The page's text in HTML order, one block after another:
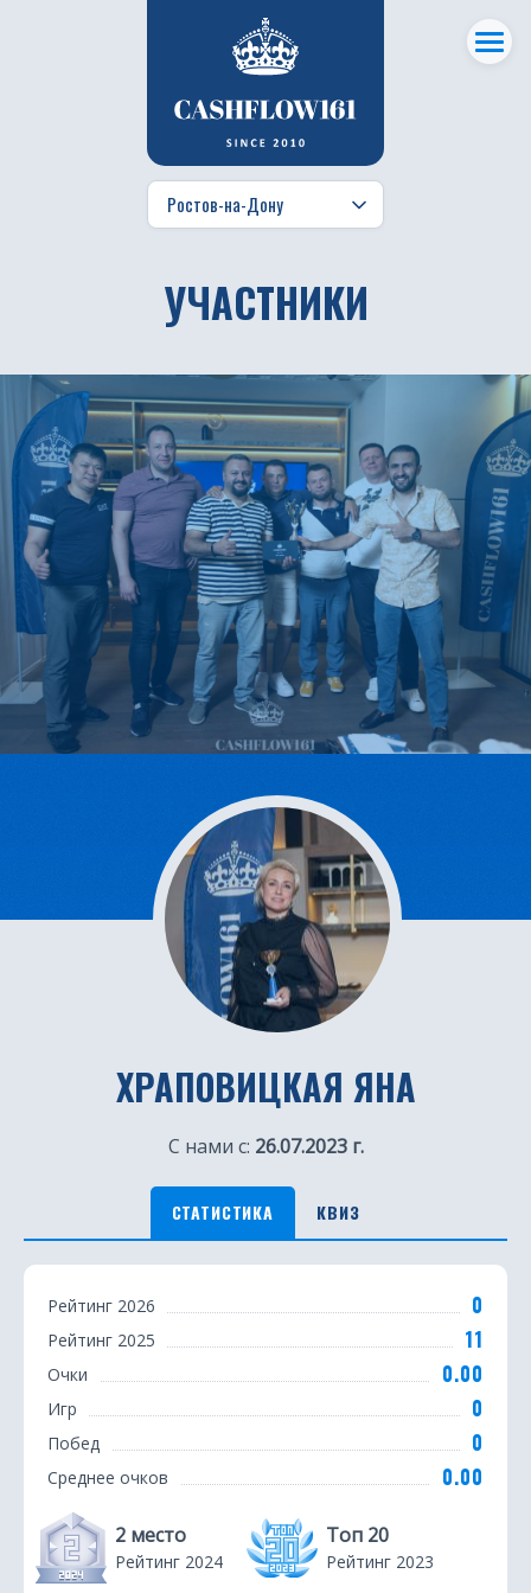
УЧАСТНИКИ
ХРАПОВИЦКАЯ ЯНА
С нами с: 26.07.2023 г.
СТАТИСТИКА КВИЗ
С
Рейтинг 2026 0
Рейтинг 2025 11
Очки 0.00
Игр 0
Побед 0
Среднее очков 0.00
2 место
Рейтинг 2024
Топ 20
Рейтинг 2023